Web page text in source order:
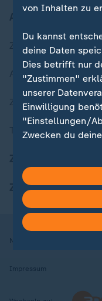
Zuletzt veröffentlicht
Aktuelle Sendungs-
ZDFheute Stories
Themen im Überblick
ZDFheute Apps
Nutzungsbedingungen
Impressum
von Inhalten zu
Du kannst
deine Daten
Dies betrifft nur
"Zustimmen"
unserer
Einwilligung
"Einstellungen/
Zwecken du
in deinen
Hier findest du
Weitere